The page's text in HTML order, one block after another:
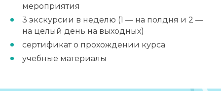
мероприятия
3 экскурсии в неделю (1 — на полдня и 2 —
на целый день на выходных)
сертификат о прохождении курса
учебные материалы